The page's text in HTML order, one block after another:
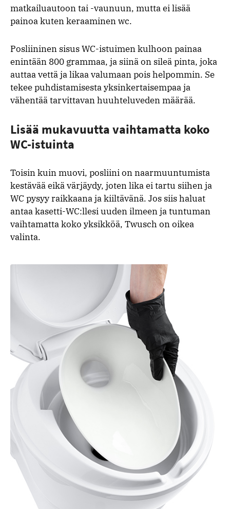
matkailuautoon tai -vaunuun, mutta ei lisää
painoa kuten keraaminen wc.
Posliininen sisus WC-istuimen kulhoon painaa
enintään 800 grammaa, ja siinä on sileä pinta, joka
auttaa vettä ja likaa valumaan pois helpommin. Se
tekee puhdistamisesta yksinkertaisempaa ja
vähentää tarvittavan huuhteluveden määrää.
Lisää mukavuutta vaihtamatta koko
WC-istuinta
Toisin kuin muovi, posliini on naarmuuntumista
kestävää eikä värjäydy, joten lika ei tartu siihen ja
WC pysyy raikkaana ja kiiltävänä. Jos siis haluat
antaa kasetti-WC:llesi uuden ilmeen ja tuntuman
vaihtamatta koko yksikköä, Twusch on oikea
valinta.